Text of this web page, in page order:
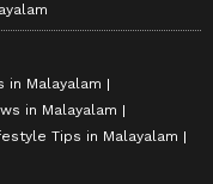
in Malayalam
in Malayalam
Tips in Malayalam